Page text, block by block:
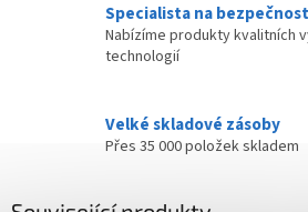
Specialista na
Nabízíme produkty kvalitních
technologií
Velké skladové zásoby
Přes 35 000 položek skladem